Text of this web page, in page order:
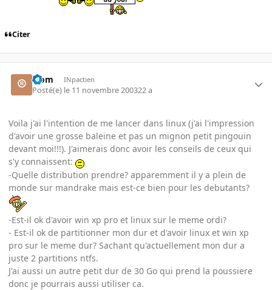
Citer
®om INpactien
Posté(e) le 11 novembre 200322 a
Voila j'ai l'intention de me lancer dans linux (j'ai l'impression
d'avoir une grosse baleine et pas un mignon petit pingouin
devant moi!!!). J'aimerais donc avoir les conseils de ceux qui
s'y connaissent:
-Quelle distribution prendre? apparemment il y a plein de
monde sur mandrake mais est-ce bien pour les debutants?
-Est-il ok d'avoir win xp pro et linux sur le meme ordi?
- Est-il ok de partitionner mon dur et d'avoir linux et win xp
pro sur le meme dur? Sachant qu'actuellement mon dur a
juste 2 partitions ntfs.
J'ai aussi un autre petit dur de 30 Go qui prend la poussiere
donc je pourrais aussi utiliser ca.